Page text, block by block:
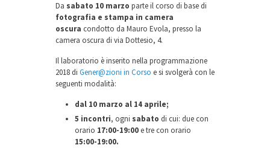
Da sabato 10 marzo parte il corso di base di
fotografia e stampa in camera
oscura condotto da Mauro Evola, presso la
camera oscura di via Dottesio, 4.
Il laboratorio è inserito nella programmazione
2018 di Gener@zioni in Corso e si svolgerà con le
seguenti modalità:
dal 10 marzo al 14 aprile;
5 incontri, ogni sabato di cui: due con
orario 17:00-19:00 e tre con orario
15:00-19:00.